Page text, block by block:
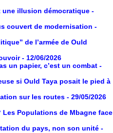
une illusion démocratique -
couvert de modernisation -
de l’armée de Ould
- 12/06/2026
un papier, c’est un combat -
si Ould Taya posait le pied à
sur les routes - 29/05/2026
Populations de Mbagne face
du pays, non son unité -